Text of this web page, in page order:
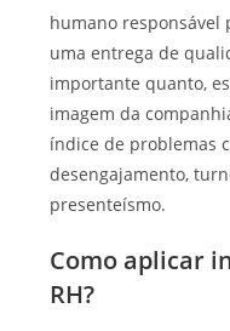
humano responsável
uma entrega de
importante quanto,
imagem da
índice de problemas
desengajamento,
presenteísmo.
Como aplicar
RH?